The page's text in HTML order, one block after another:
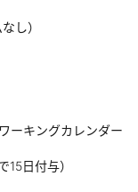
し）
ーキングカレンダー
日付与）